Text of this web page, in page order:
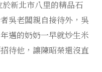
新北市八里的精品石
吳老闆親自接待外，吳
邁的奶奶一早就炒生米
待他，讓陳昭榮還沒直